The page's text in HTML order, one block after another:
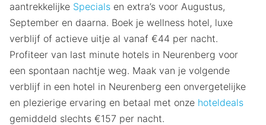
aantrekkelijke Specials en extra’s voor Augustus,
September en daarna. Boek je wellness hotel, luxe
verblijf of actieve uitje al vanaf €44 per nacht.
Profiteer van last minute hotels in Neurenberg voor
een spontaan nachtje weg. Maak van je volgende
verblijf in een hotel in Neurenberg een onvergetelijke
en plezierige ervaring en betaal met onze hoteldeals
gemiddeld slechts €157 per nacht.